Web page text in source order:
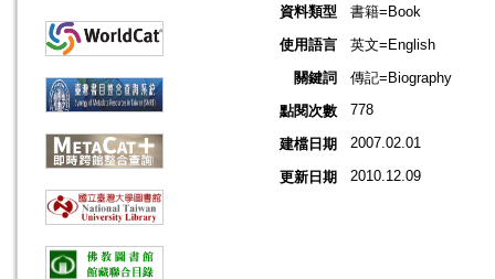
資料類型
書籍=Book
使用語言
英文=English
關鍵詞
傳記=Biography
點閱次數
778
建檔日期 2007.02.01
更新日期 2010.12.09